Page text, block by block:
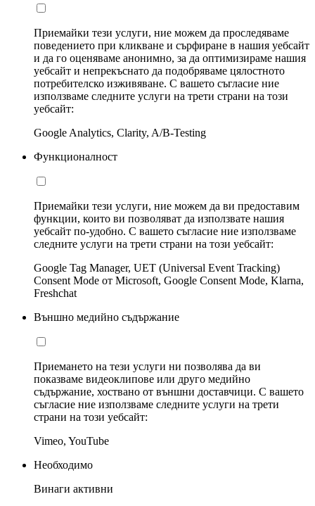
Приемайки тези услуги, ние можем да проследяваме
поведението при кликване и сърфиране в нашия уебсайт
и да го оценяваме анонимно, за да оптимизираме нашия
уебсайт и непрекъснато да подобряваме цялостното
потребителско изживяване. С вашето съгласие ние
използваме следните услуги на трети страни на този
уебсайт:
Google Analytics, Clarity, A/B-Testing
Функционалност
Приемайки тези услуги, ние можем да ви предоставим
функции, които ви позволяват да използвате нашия
уебсайт по-удобно. С вашето съгласие ние използваме
следните услуги на трети страни на този уебсайт:
Google Tag Manager, UET (Universal Event Tracking)
Consent Mode от Microsoft, Google Consent Mode, Klarna,
Freshchat
Външно медийно съдържание
Приемането на тези услуги ни позволява да ви
показваме видеоклипове или друго медийно
съдържание, хоствано от външни доставчици. С вашето
съгласие ние използваме следните услуги на трети
страни на този уебсайт:
Vimeo, YouTube
Необходимо
Винаги активни